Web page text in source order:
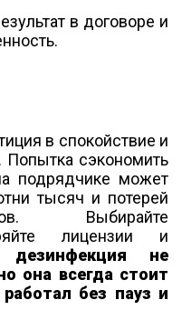
в договоре и
в спокойствие и
Попытка сэкономить
подрядчике может
тысяч и потерей
Выбирайте
лицензии и
дезинфекция не
она всегда стоит
без пауз и